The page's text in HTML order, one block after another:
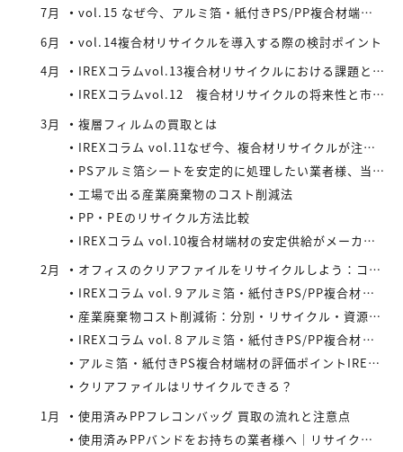
7月
vol.15 なぜ今、アルミ箔・紙付きPS/PP複合材端材が注目されているのか
6月
vol.14複合材リサイクルを導入する際の検討ポイント
4月
IREXコラムvol.13複合材リサイクルにおける課題と今後の展望
IREXコラムvol.12 複合材リサイクルの将来性と市場拡大の可能性
3月
複層フィルムの買取とは
IREXコラム vol.11なぜ今、複合材リサイクルが注目されているのか
PSアルミ箔シートを安定的に処理したい業者様、当社が買い取ります！
工場で出る産業廃棄物のコスト削減法
PP・PEのリサイクル方法比較
IREXコラム vol.10複合材端材の安定供給がメーカーにもたらすメリット
2月
オフィスのクリアファイルをリサイクルしよう：コストと環境負荷を同時に減らす方法
IREXコラム vol.９アルミ箔・紙付きPS/PP複合材端材の回収スキームと全国対応体制
産業廃棄物コスト削減術：分別・リサイクル・資源化の徹底活用
IREXコラム vol.８アルミ箔・紙付きPS/PP複合材端材をより高く評価するために現場でできること
アルミ箔・紙付きPS複合材端材の評価ポイントIREXコラム vol.7
クリアファイルはリサイクルできる？
1月
使用済みPPフレコンバッグ 買取の流れと注意点
使用済みPPバンドをお持ちの業者様へ｜リサイクル・買取対応中